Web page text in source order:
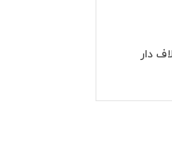
دار